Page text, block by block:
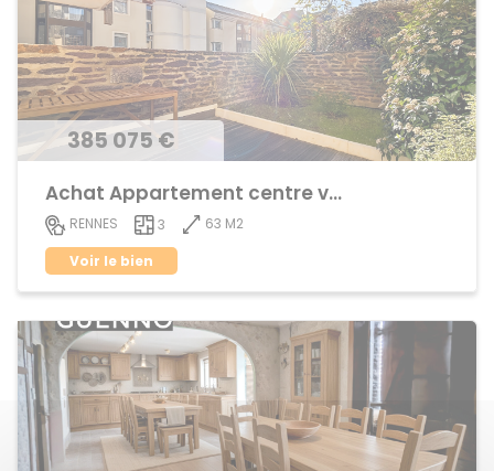
385 075 €
Achat Appartement centre ville
RENNES 3
63 M2
Voir le bien